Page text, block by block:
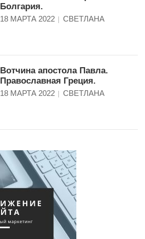
Болгария.
18 МАРТА 2022 СВЕТЛАНА
Вотчина апостола Павла.
Православная Греция.
18 МАРТА 2022 СВЕТЛАНА